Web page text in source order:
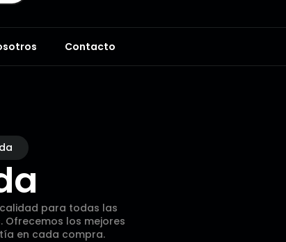
Contacto
para todas las
Ofrecemos los mejores
en cada compra.